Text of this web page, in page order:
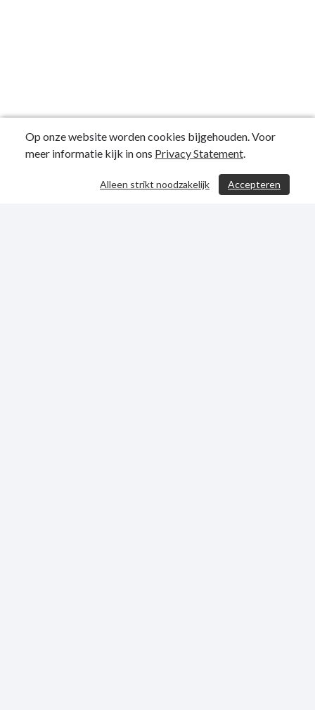
/ 31
Op onze website worden cookies bijgehouden. Voor
meer informatie kijk in ons Privacy Statement.
Accepteren
Alleen strikt noodzakelijk